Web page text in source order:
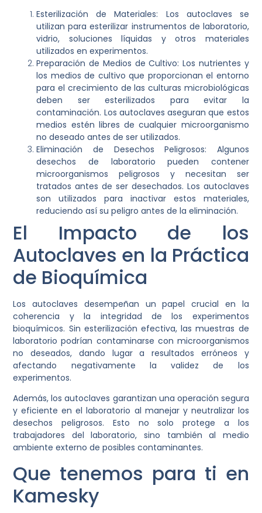
Esterilización de Materiales: Los autoclaves se
utilizan para esterilizar instrumentos de laboratorio,
vidrio, soluciones líquidas y otros materiales
utilizados en experimentos.
Preparación de Medios de Cultivo: Los nutrientes y
los medios de cultivo que proporcionan el entorno
para el crecimiento de las culturas microbiológicas
deben ser esterilizados para evitar la
contaminación. Los autoclaves aseguran que estos
medios estén libres de cualquier microorganismo
no deseado antes de ser utilizados.
Eliminación de Desechos Peligrosos: Algunos
desechos de laboratorio pueden contener
microorganismos peligrosos y necesitan ser
tratados antes de ser desechados. Los autoclaves
son utilizados para inactivar estos materiales,
reduciendo así su peligro antes de la eliminación.
El Impacto de los
Autoclaves en la Práctica
de Bioquímica
Los autoclaves desempeñan un papel crucial en la
coherencia y la integridad de los experimentos
bioquímicos. Sin esterilización efectiva, las muestras de
laboratorio podrían contaminarse con microorganismos
no deseados, dando lugar a resultados erróneos y
afectando negativamente la validez de los
experimentos.
Además, los autoclaves garantizan una operación segura
y eficiente en el laboratorio al manejar y neutralizar los
desechos peligrosos. Esto no solo protege a los
trabajadores del laboratorio, sino también al medio
ambiente externo de posibles contaminantes.
Que tenemos para ti en
Kamesky